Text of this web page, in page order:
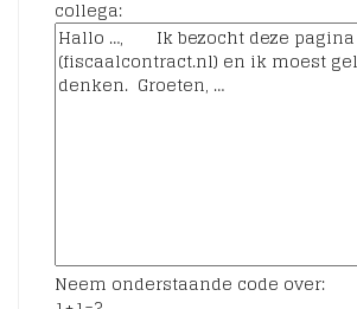
collega:
Neem onderstaande code over: